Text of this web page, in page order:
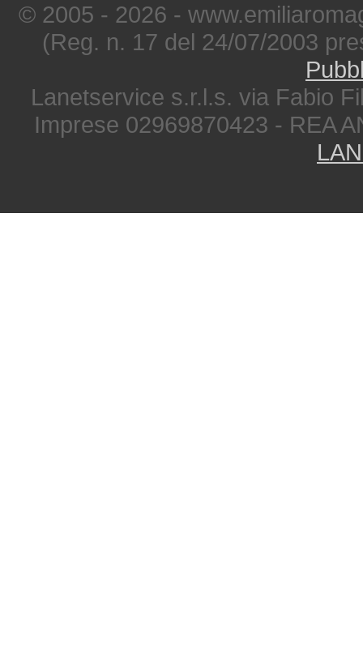
© 2005 - 2026 -
(Reg. n. 17 del 24/07/2003
Lanetservice s.r.l.s. via Fabio
Imprese 02969870423 - REA